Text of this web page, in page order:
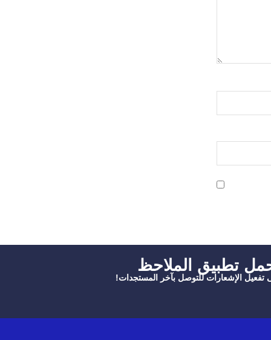
تطبيق الملاحظ
تفعيل الإشعارات للتوصل بآخر المستجدات!